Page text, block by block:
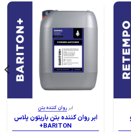
ابر روان کننده بتن
ابر روان کننده بتن باریتون پلاس
BARITON+